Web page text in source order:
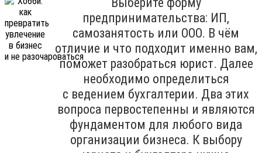
предпринимательства: ИП,
самозанятость или ООО. В чём
отличие и что подходит именно вам,
поможет разобраться юрист. Далее
необходимо определиться
с ведением бухгалтерии. Два этих
вопроса первостепенны и являются
фундаментом для любого вида
организации бизнеса. К выбору